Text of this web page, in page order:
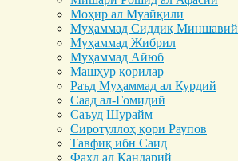
Моҳир ал Муайқили
Муҳаммад Cиддиқ Миншавий
Муҳаммад Жибрил
Муҳаммад Айюб
Машҳур қорилар
Раъд Муҳаммад ал Курдий
Саад ал-Ғомидий
Саъуд Шурайм
Сиротуллоҳ қори Раупов
Тавфиқ ибн Саид
Фаҳд ал Кандарий